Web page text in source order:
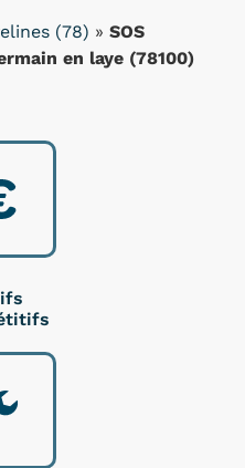
(78) » SOS
en laye (78100)